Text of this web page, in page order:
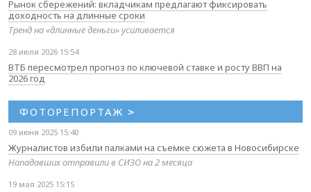
Рынок сбережений: вкладчикам предлагают фиксировать
доходность на длинные сроки
Тренд на «длинные деньги» усиливается
28 июля 2026 15:54
ВТБ пересмотрел прогноз по ключевой ставке и росту ВВП на
2026 год
ФОТОРЕПОРТАЖ >
09 июня 2025 15:40
Журналистов избили палками на съемке сюжета в Новосибирске
Нападавших отправили в СИЗО на 2 месяца
19 мая 2025 15:15